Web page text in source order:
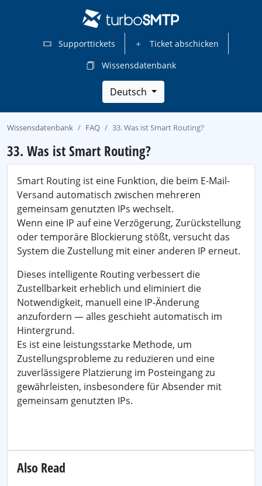
Supporttickets
Ticket abschicken
Wissensdatenbank
Deutsch
Wissensdatenbank FAQ 33. Was ist Smart Routing?
33. Was ist Smart Routing?
Smart Routing ist eine Funktion, die beim E-Mail-
Versand automatisch zwischen mehreren
gemeinsam genutzten IPs wechselt.
Wenn eine IP auf eine Verzögerung, Zurückstellung
oder temporäre Blockierung stößt, versucht das
System die Zustellung mit einer anderen IP erneut.
Dieses intelligente Routing verbessert die
Zustellbarkeit erheblich und eliminiert die
Notwendigkeit, manuell eine IP-Änderung
anzufordern — alles geschieht automatisch im
Hintergrund.
Es ist eine leistungsstarke Methode, um
Zustellungsprobleme zu reduzieren und eine
zuverlässigere Platzierung im Posteingang zu
gewährleisten, insbesondere für Absender mit
gemeinsam genutzten IPs.
Also Read